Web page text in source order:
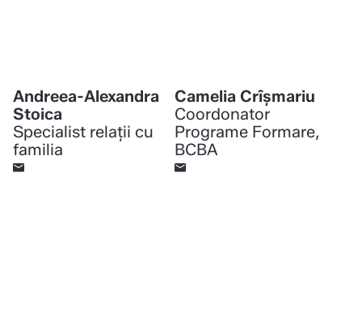
Andreea-Alexandra
Stoica
Specialist relații cu
familia
Camelia Crîșmariu
Coordonator
Programe Formare,
BCBA